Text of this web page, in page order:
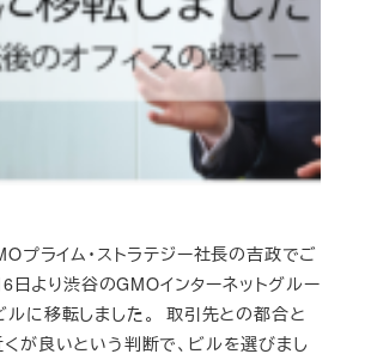
プライム・ストラテジー社長の吉政でご
日より渋谷のGMOインターネットグルー
ルに移転しました。 取引先との都合と
が良いという判断で、ビルを選びまし